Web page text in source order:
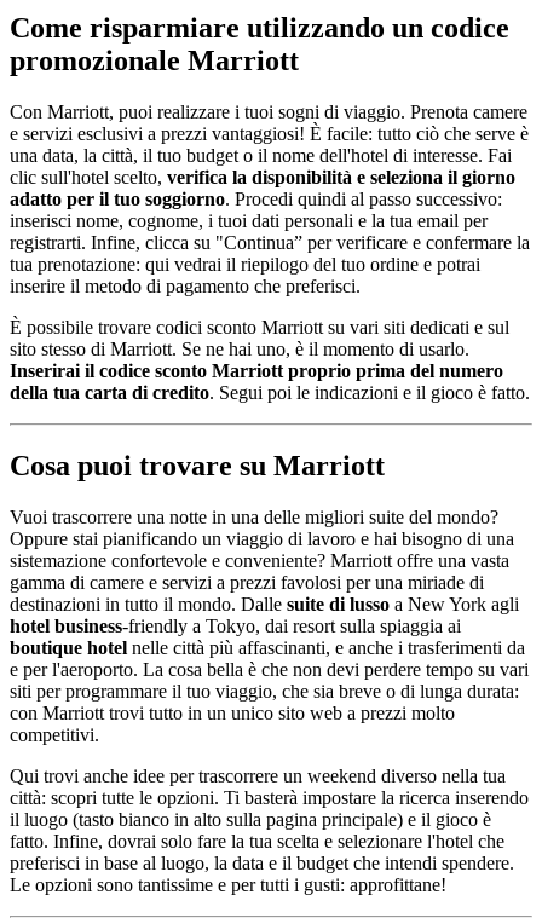
Come risparmiare utilizzando un codice
promozionale Marriott
Con Marriott, puoi realizzare i tuoi sogni di viaggio. Prenota camere
e servizi esclusivi a prezzi vantaggiosi! È facile: tutto ciò che serve è
una data, la città, il tuo budget o il nome dell'hotel di interesse. Fai
clic sull'hotel scelto, verifica la disponibilità e seleziona il giorno
adatto per il tuo soggiorno. Procedi quindi al passo successivo:
inserisci nome, cognome, i tuoi dati personali e la tua email per
registrarti. Infine, clicca su "Continua” per verificare e confermare la
tua prenotazione: qui vedrai il riepilogo del tuo ordine e potrai
inserire il metodo di pagamento che preferisci.
È possibile trovare codici sconto Marriott su vari siti dedicati e sul
sito stesso di Marriott. Se ne hai uno, è il momento di usarlo.
Inserirai il codice sconto Marriott proprio prima del numero
della tua carta di credito. Segui poi le indicazioni e il gioco è fatto.
Cosa puoi trovare su Marriott
Vuoi trascorrere una notte in una delle migliori suite del mondo?
Oppure stai pianificando un viaggio di lavoro e hai bisogno di una
sistemazione confortevole e conveniente? Marriott offre una vasta
gamma di camere e servizi a prezzi favolosi per una miriade di
destinazioni in tutto il mondo. Dalle suite di lusso a New York agli
hotel business-friendly a Tokyo, dai resort sulla spiaggia ai
boutique hotel nelle città più affascinanti, e anche i trasferimenti da
e per l'aeroporto. La cosa bella è che non devi perdere tempo su vari
siti per programmare il tuo viaggio, che sia breve o di lunga durata:
con Marriott trovi tutto in un unico sito web a prezzi molto
competitivi.
Qui trovi anche idee per trascorrere un weekend diverso nella tua
città: scopri tutte le opzioni. Ti basterà impostare la ricerca inserendo
il luogo (tasto bianco in alto sulla pagina principale) e il gioco è
fatto. Infine, dovrai solo fare la tua scelta e selezionare l'hotel che
preferisci in base al luogo, la data e il budget che intendi spendere.
Le opzioni sono tantissime e per tutti i gusti: approfittane!